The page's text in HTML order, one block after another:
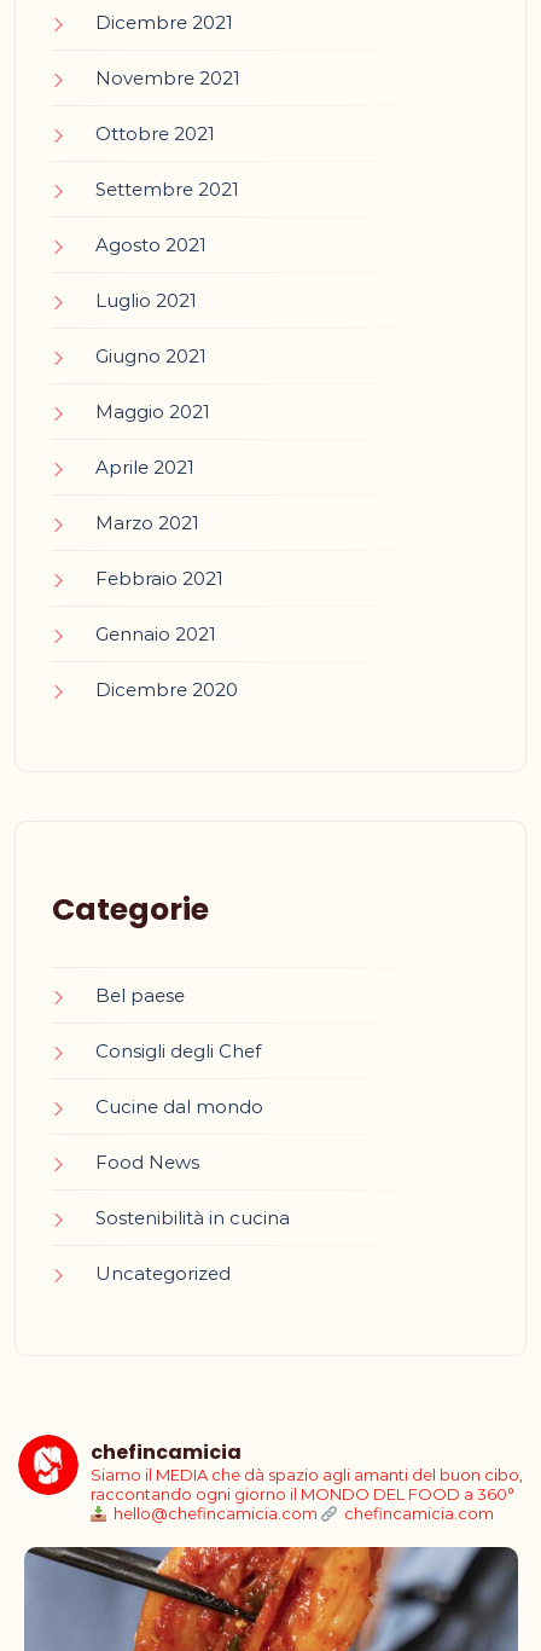
Dicembre 2021
Novembre 2021
Ottobre 2021
Settembre 2021
Agosto 2021
Luglio 2021
Giugno 2021
Maggio 2021
Aprile 2021
Marzo 2021
Febbraio 2021
Gennaio 2021
Dicembre 2020
Categorie
Bel paese
Consigli degli Chef
Cucine dal mondo
Food News
Sostenibilità in cucina
Uncategorized
chefincamicia
Siamo il MEDIA che dà spazio agli amanti del buon cibo,
raccontando ogni giorno il MONDO DEL FOOD a 360°
hello@chefincamicia.com
chefincamicia.com